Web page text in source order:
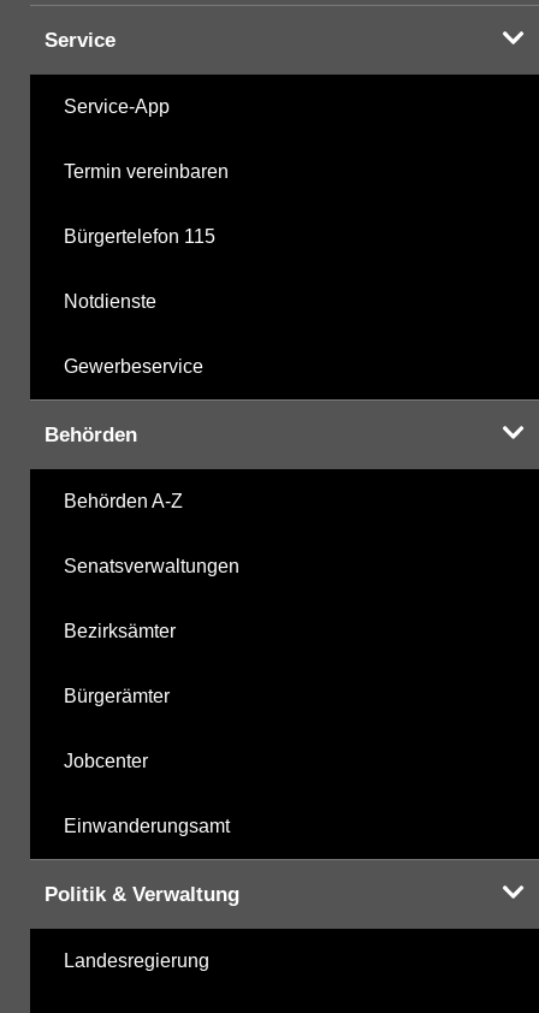
Service
Service-App
Termin vereinbaren
Bürgertelefon 115
Notdienste
Gewerbeservice
Behörden
Behörden A-Z
Senatsverwaltungen
Bezirksämter
Bürgerämter
Jobcenter
Einwanderungsamt
Politik & Verwaltung
Landesregierung